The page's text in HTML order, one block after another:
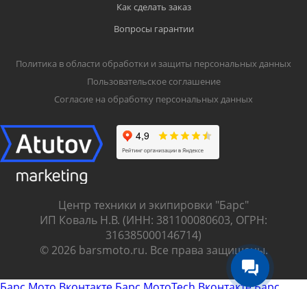
Как сделать заказ
Вопросы гарантии
Политика в области обработки и защиты персональных данных
Пользовательское соглашение
Согласие на обработку персональных данных
Центр техники и экипировки "Барс"
ИП Коваль Н.В. (ИНН: 381100080603, ОГРН:
316385000146714)
© 2026 barsmoto.ru. Все права защищены.